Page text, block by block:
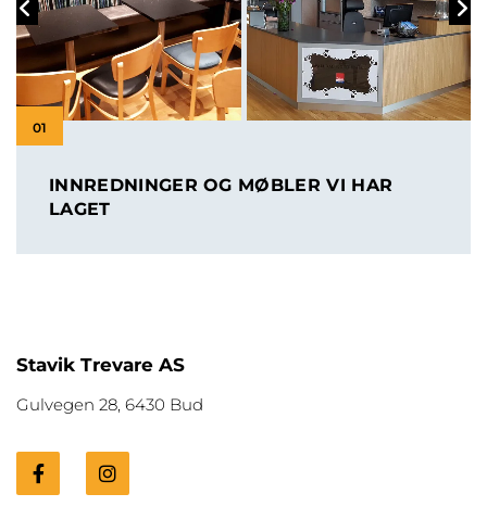
01
INNREDNINGER OG MØBLER VI HAR
LAGET
Stavik Trevare AS
Gulvegen 28, 6430 Bud